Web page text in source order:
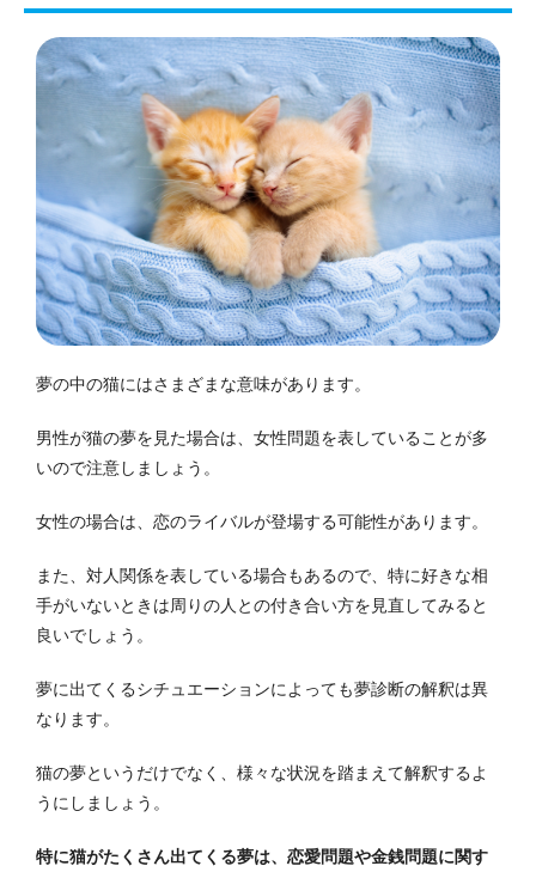
夢の中の猫にはさまざまな意味があります。
男性が猫の夢を見た場合は、女性問題を表していることが多
いので注意しましょう。
女性の場合は、恋のライバルが登場する可能性があります。
また、対人関係を表している場合もあるので、特に好きな相
手がいないときは周りの人との付き合い方を見直してみると
良いでしょう。
夢に出てくるシチュエーションによっても夢診断の解釈は異
なります。
猫の夢というだけでなく、様々な状況を踏まえて解釈するよ
うにしましょう。
特に猫がたくさん出てくる夢は、恋愛問題や金銭問題に関す